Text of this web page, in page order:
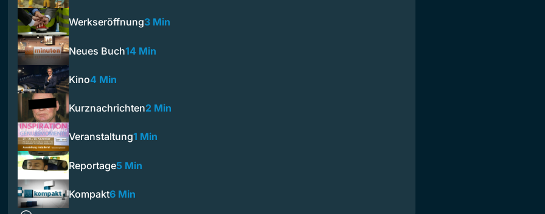
Werkseröffnung3 Min
Neues Buch14 Min
Kino4 Min
Kurznachrichten2 Min
Veranstaltung1 Min
Reportage5 Min
Kompakt6 Min